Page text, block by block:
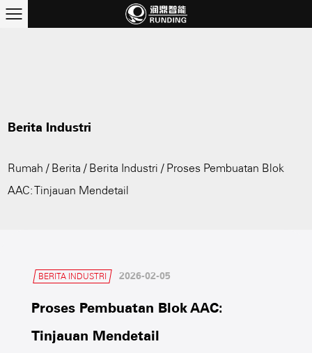
Berita Industri
Rumah / Berita / Berita Industri / Proses Pembuatan Blok
AAC: Tinjauan Mendetail
BERITA INDUSTRI 2026-02-05
Proses Pembuatan Blok AAC:
Tinjauan Mendetail